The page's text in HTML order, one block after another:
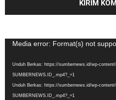
Pemutar
Media error: Format(s) not
Unduh Berkas: https://sumbernews.id/wp-
SUMBERNEWS.ID_.mp4?_=1
Unduh Berkas: https://sumbernews.id/wp-
SUMBERNEWS.ID_.mp4?_=1